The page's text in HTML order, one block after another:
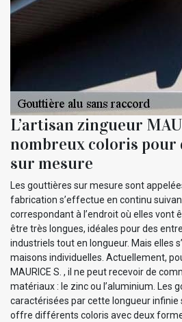
L’artisan zingueur
nombreux coloris pour
sur mesure
Les gouttières sur mesure sont
fabrication s’effectue en continu
correspondant à l’endroit où elles vont
être très longues, idéales pour des
industriels tout en longueur. Mais elles
maisons individuelles. Actuellement,
MAURICE S. , il ne peut recevoir de
matériaux : le zinc ou l’aluminium. Les
caractérisées par cette longueur infinie
offre différents coloris avec deux